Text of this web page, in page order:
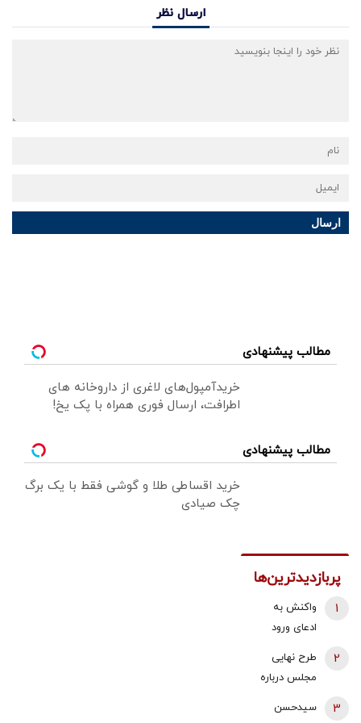
ارسال نظر
ارسال
مطالب پیشنهادی
خریدآمپول‌های لاغری از داروخانه های
اطرافت، ارسال فوری همراه با پک یخ!
مطالب پیشنهادی
خرید اقساطی طلا و گوشی فقط با یک برگ
چک صیادی
پربازدیدترین‌ها
واکنش به
ادعای ورود
کشور ٣٠
دقیقه قبل از
حمله به بیت
1
طرح نهایی
مجلس درباره
بنزین اعلام شد
2
سیدحسن
3